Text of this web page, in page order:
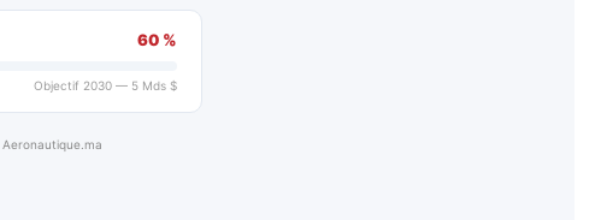
60 %
Objectif 2030 — 5 Mds $
Aeronautique.ma